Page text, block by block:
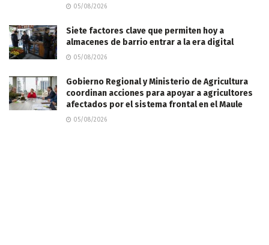
05/08/2026
Siete factores clave que permiten hoy a
almacenes de barrio entrar a la era digital
05/08/2026
Gobierno Regional y Ministerio de Agricultura
coordinan acciones para apoyar a agricultores
afectados por el sistema frontal en el Maule
05/08/2026